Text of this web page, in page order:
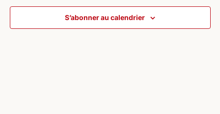
de
vues
S’abonner au calendrier